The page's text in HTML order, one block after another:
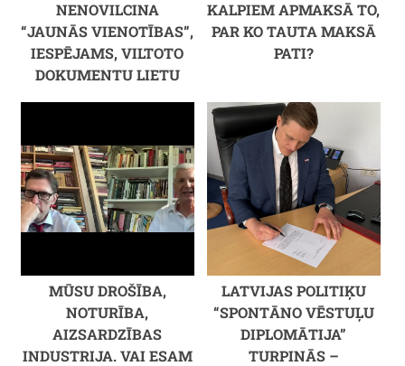
NENOVILCINA
“JAUNĀS VIENOTĪBAS”,
IESPĒJAMS, VILTOTO
DOKUMENTU LIETU
KALPIEM APMAKSĀ TO,
PAR KO TAUTA MAKSĀ
PATI?
MŪSU DROŠĪBA,
NOTURĪBA,
AIZSARDZĪBAS
INDUSTRIJA. VAI ESAM
LATVIJAS POLITIĶU
“SPONTĀNO VĒSTUĻU
DIPLOMĀTIJA”
TURPINĀS –